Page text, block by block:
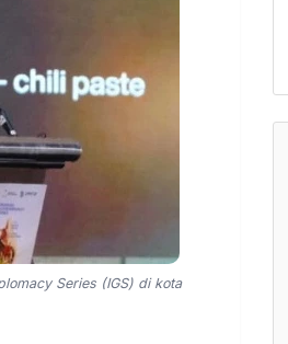
Series (IGS) di kota